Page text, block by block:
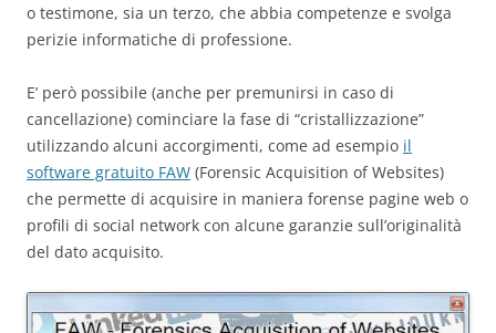
o testimone, sia un terzo, che abbia competenze e svolga
perizie informatiche di professione.
E’ però possibile (anche per premunirsi in caso di
cancellazione) cominciare la fase di “cristallizzazione”
utilizzando alcuni accorgimenti, come ad esempio il
software gratuito FAW (Forensic Acquisition of Websites)
che permette di acquisire in maniera forense pagine web o
profili di social network con alcune garanzie sull’originalità
del dato acquisito.